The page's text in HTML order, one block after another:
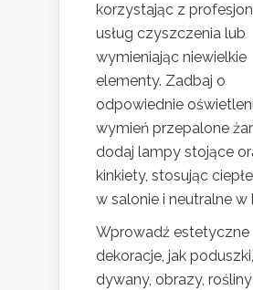
korzystając z
usług czyszczenia lub
wymieniając niewielkie
elementy. Zadbaj o
odpowiednie
wymień przepalone
dodaj lampy stojące
kinkiety, stosując
w salonie i neutralne w
Wprowadź estetyczne
dekoracje, jak
dywany, obrazy, rośliny